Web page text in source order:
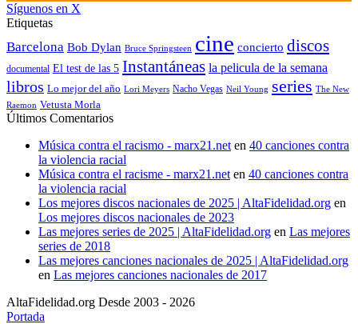
Síguenos en X
Etiquetas
Barcelona Bob Dylan Bruce Springsteen cine concierto discos
documental El test de las 5 Instantáneas la pelicula de la semana
libros Lo mejor del año Lori Meyers Nacho Vegas Neil Young series The New
Raemon Vetusta Morla
Últimos Comentarios
Música contra el racismo - marx21.net en 40 canciones contra
la violencia racial
Música contra el racisme - marx21.net en 40 canciones contra
la violencia racial
Los mejores discos nacionales de 2025 | AltaFidelidad.org en
Los mejores discos nacionales de 2023
Las mejores series de 2025 | AltaFidelidad.org en Las mejores
series de 2018
Las mejores canciones nacionales de 2025 | AltaFidelidad.org
en Las mejores canciones nacionales de 2017
AltaFidelidad.org Desde 2003 - 2026
Portada